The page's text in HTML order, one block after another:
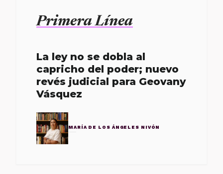
Primera Línea
La ley no se dobla al
capricho del poder; nuevo
revés judicial para Geovany
Vásquez
MARÍA DE LOS ÁNGELES NIVÓN